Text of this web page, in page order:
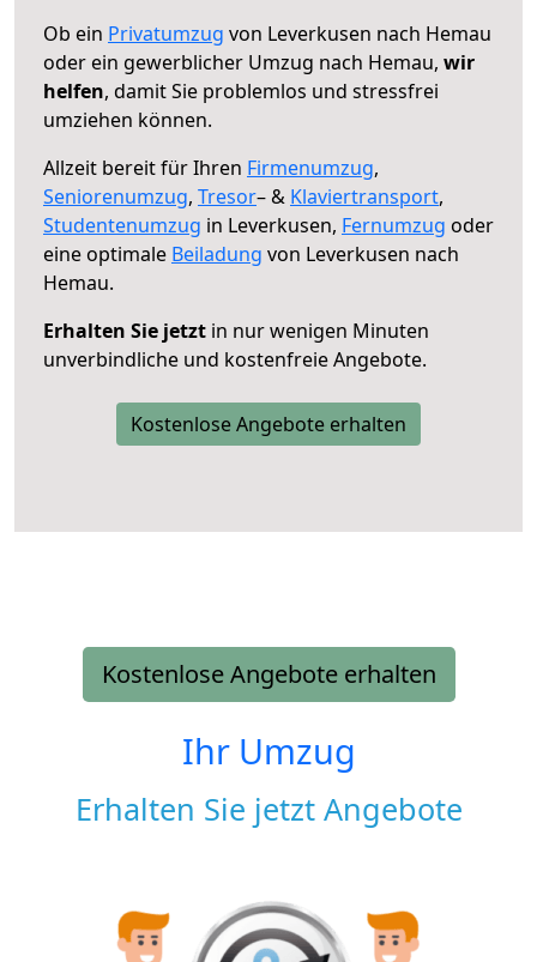
Ob ein Privatumzug von Leverkusen nach Hemau
oder ein gewerblicher Umzug nach Hemau, wir
helfen, damit Sie problemlos und stressfrei
umziehen können.
Allzeit bereit für Ihren Firmenumzug,
Seniorenumzug, Tresor– & Klaviertransport,
Studentenumzug in Leverkusen, Fernumzug oder
eine optimale Beiladung von Leverkusen nach
Hemau.
Erhalten Sie jetzt in nur wenigen Minuten
unverbindliche und kostenfreie Angebote.
Kostenlose Angebote erhalten
Kostenlose Angebote erhalten
Ihr Umzug
Erhalten Sie jetzt Angebote